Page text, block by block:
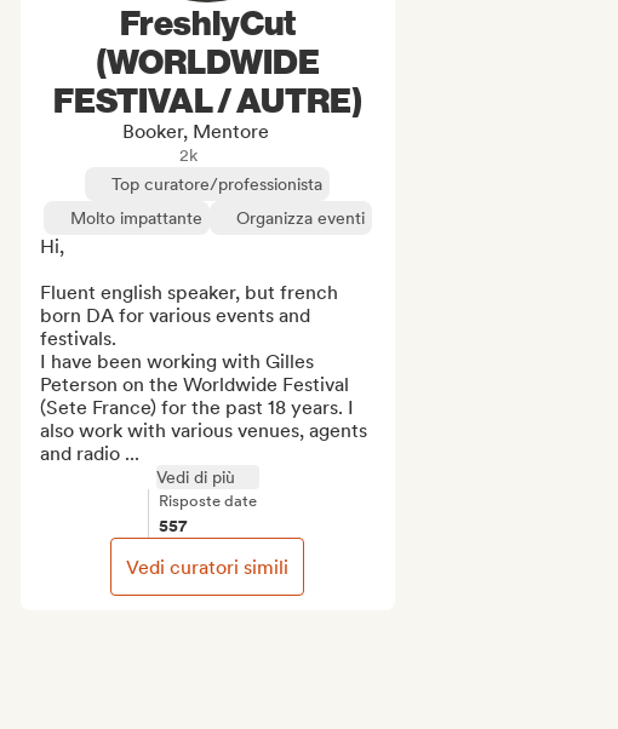
FreshlyCut
(WORLDWIDE
FESTIVAL / AUTRE)
Booker, Mentore
2k
Top curatore/professionista
Molto impattante
Organizza eventi
Hi,
Fluent english speaker, but french
born DA for various events and
festivals.
I have been working with Gilles
Peterson on the Worldwide Festival
(Sete France) for the past 18 years. I
also work with various venues, agents
and radio ...
Vedi di più
Risposte date
557
Vedi curatori simili